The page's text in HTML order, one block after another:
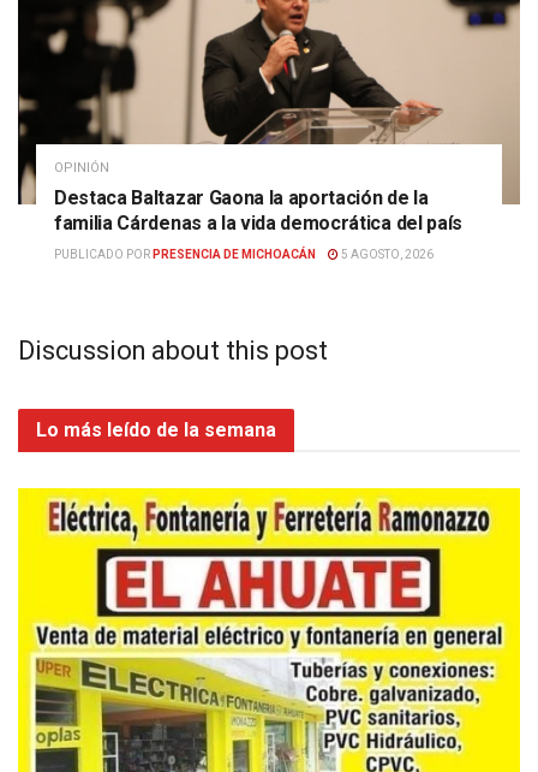
OPINIÓN
Destaca Baltazar Gaona la aportación de la
familia Cárdenas a la vida democrática del país
PUBLICADO POR PRESENCIA DE MICHOACÁN 5 AGOSTO, 2026
Discussion about this post
Lo más leído de la semana